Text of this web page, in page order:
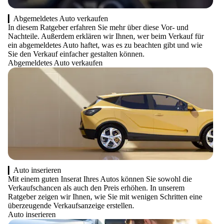
Abgemeldetes Auto verkaufen
In diesem Ratgeber erfahren Sie mehr über diese Vor- und
Nachteile. Außerdem erklären wir Ihnen, wer beim Verkauf für
ein abgemeldetes Auto haftet, was es zu beachten gibt und wie
Sie den Verkauf einfacher gestalten können.
Abgemeldetes Auto verkaufen
Auto inserieren
Mit einem guten Inserat Ihres Autos können Sie sowohl die
Verkaufschancen als auch den Preis erhöhen. In unserem
Ratgeber zeigen wir Ihnen, wie Sie mit wenigen Schritten eine
überzeugende Verkaufsanzeige erstellen.
Auto inserieren